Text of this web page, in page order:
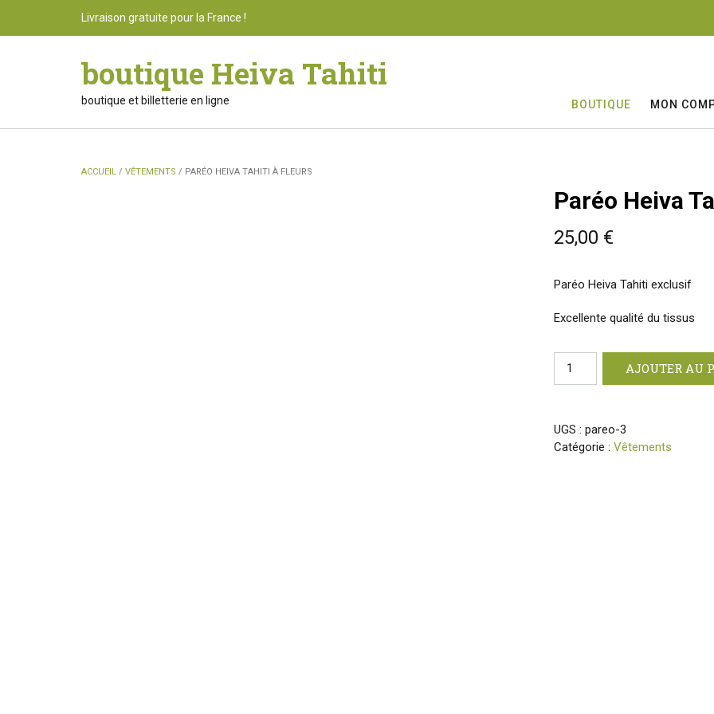
Livraison gratuite pour la France !
boutique Heiva Tahiti
boutique et billetterie en ligne BOUTIQUE MON
ACCUEIL / VÊTEMENTS / PARÉO HEIVA TAHITI À FLEURS
Paréo Heiva
25,00 €
Paréo Heiva Tahiti exclusif
Excellente qualité du tissus
quantité
Tahiti
à
AJOUTER AU
UGS : pareo-3
Catégorie : Vêtements